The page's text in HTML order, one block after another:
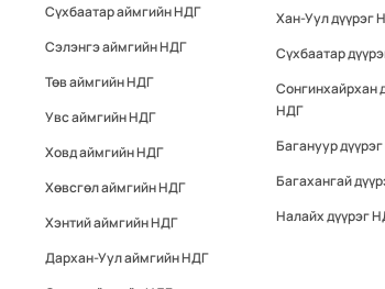
Сүхбаатар аймгийн НДГ
Сэлэнгэ аймгийн НДГ
Төв аймгийн НДГ
Увс аймгийн НДГ
Ховд аймгийн НДГ
Хөвсгөл аймгийн НДГ
Хэнтий аймгийн НДГ
Дархан-Уул аймгийн НДГ
Хан-Уул дүүрэг
Сүхбаатар
Сонгинхайрхан
НДГ
Багануур
Багахангай
Налайх дүүрэг